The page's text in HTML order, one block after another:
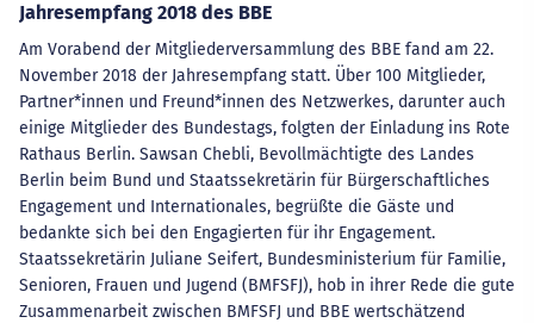
Jahresempfang 2018 des BBE
Am Vorabend der Mitgliederversammlung des BBE fand am 22.
November 2018 der Jahresempfang statt. Über 100 Mitglieder,
Partner*innen und Freund*innen des Netzwerkes, darunter auch
einige Mitglieder des Bundestags, folgten der Einladung ins Rote
Rathaus Berlin. Sawsan Chebli, Bevollmächtigte des Landes
Berlin beim Bund und Staatssekretärin für Bürgerschaftliches
Engagement und Internationales, begrüßte die Gäste und
bedankte sich bei den Engagierten für ihr Engagement.
Staatssekretärin Juliane Seifert, Bundesministerium für Familie,
Senioren, Frauen und Jugend (BMFSFJ), hob in ihrer Rede die gute
Zusammenarbeit zwischen BMFSFJ und BBE wertschätzend